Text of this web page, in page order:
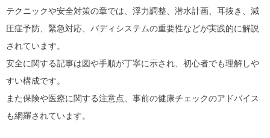
テクニックや安全対策の章では、浮力調整、潜水計画、耳抜き、減
圧症予防、緊急対応、バディシステムの重要性などが実践的に解説
されています。
安全に関する記事は図や手順が丁寧に示され、初心者でも理解しや
すい構成です。
また保険や医療に関する注意点、事前の健康チェックのアドバイス
も網羅されています。